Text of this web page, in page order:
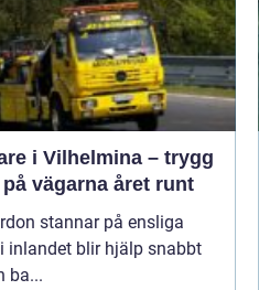
i Vilhelmina – trygg
vägarna året runt
stannar på ensliga
inlandet blir hjälp snabbt
ba...